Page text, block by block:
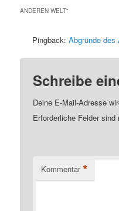
ANDEREN WELT“
Pingback:Abgründe
Schreibe
Deine E-Mail-Adresse
Erforderliche Felder
Kommentar *